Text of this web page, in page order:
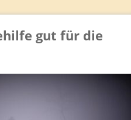
gut für die